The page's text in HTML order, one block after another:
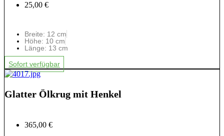
25,00 €
Breite: 12 cm
Höhe: 10 cm
Länge: 13 cm
Sofort verfügbar
Glatter Ölkrug mit Henkel
365,00 €